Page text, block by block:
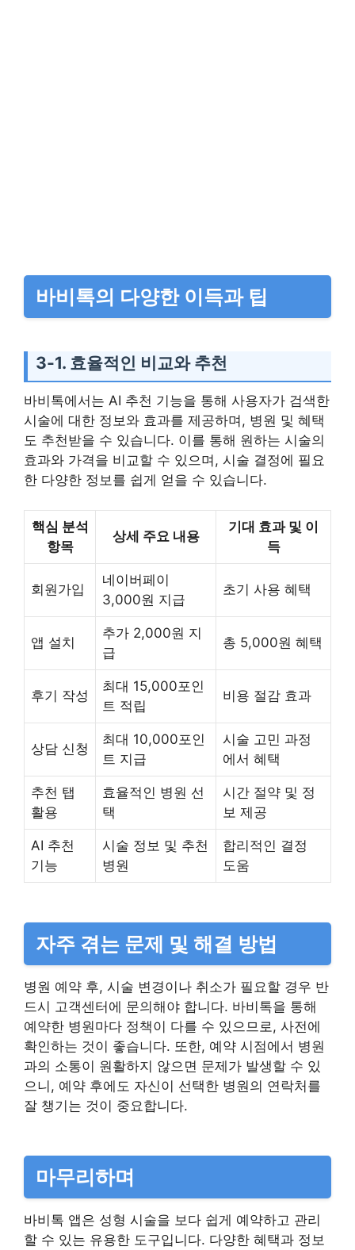
바비톡의 다양한 이득과 팁
3-1. 효율적인 비교와 추천
바비톡에서는 AI 추천 기능을 통해 사용자가 검색한
시술에 대한 정보와 효과를 제공하며, 병원 및 혜택
도 추천받을 수 있습니다. 이를 통해 원하는 시술의
효과와 가격을 비교할 수 있으며, 시술 결정에 필요
한 다양한 정보를 쉽게 얻을 수 있습니다.
핵심 분석
항목
상세 주요 내용
기대 효과 및 이
득
회원가입
네이버페이
3,000원 지급
초기 사용 혜택
앱 설치
추가 2,000원 지
급
총 5,000원 혜택
후기 작성
최대 15,000포인
트 적립
비용 절감 효과
상담 신청
최대 10,000포인
트 지급
시술 고민 과정
에서 혜택
추천 탭
활용
효율적인 병원 선
택
시간 절약 및 정
보 제공
AI 추천
기능
시술 정보 및 추천
병원
합리적인 결정
도움
자주 겪는 문제 및 해결 방법
병원 예약 후, 시술 변경이나 취소가 필요할 경우 반
드시 고객센터에 문의해야 합니다. 바비톡을 통해
예약한 병원마다 정책이 다를 수 있으므로, 사전에
확인하는 것이 좋습니다. 또한, 예약 시점에서 병원
과의 소통이 원활하지 않으면 문제가 발생할 수 있
으니, 예약 후에도 자신이 선택한 병원의 연락처를
잘 챙기는 것이 중요합니다.
마무리하며
바비톡 앱은 성형 시술을 보다 쉽게 예약하고 관리
할 수 있는 유용한 도구입니다. 다양한 혜택과 정보